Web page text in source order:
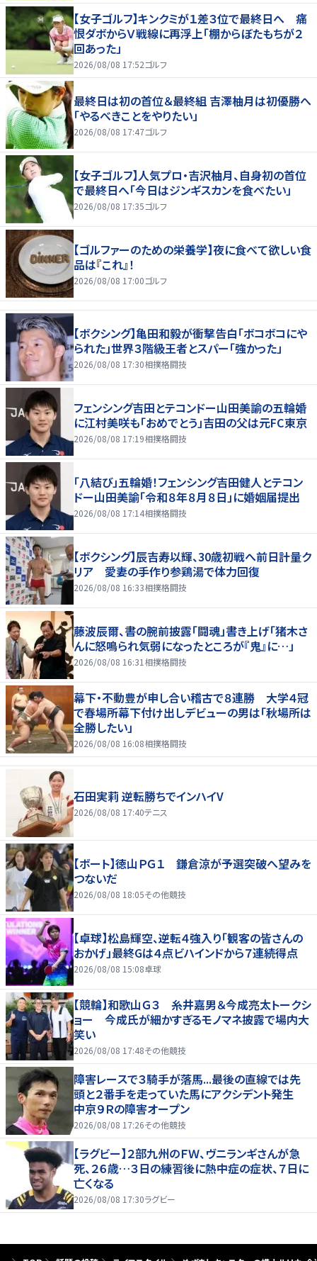
【女子ゴルフ】キンクミが１差３位で最終日へ 痛
恨ダボからＶ戦線に再浮上「棚からぼたもちが２
回あった」
2026/08/08 17:52ゴルフ
最終日は初の首位＆最終組 吉澤柚月は初優勝へ
「やるべきことをやりたい」
2026/08/08 17:47ゴルフ
【女子ゴルフ】人気プロ・吉沢柚月、自身初の首位
で最終日へ「今日はジンギスカンを食べたい」
2026/08/08 17:35ゴルフ
【ゴルファーのための栄養学】夜に食べて欲しい食
品は『これ』！
2026/08/08 17:00ゴルフ
【ボクシング】亀田和毅が衝撃告白「ボコボコにや
られた」世界３階級王者とスパー「強かった」
2026/08/08 17:30相撲格闘技
フェンシング吉田とテコンドー山田美諭の五輪婚
に江村美咲も「おめでとう」吉田の父は元FC東京
2026/08/08 17:19相撲格闘技
「八結び」五輪婚！フェンシング吉田健人とテコン
ドー山田美諭「令和８年８月８日」に婚姻届提出
2026/08/08 17:14相撲格闘技
【ボクシング】辰吉寿以輝、30歳初戦へ前日計量ク
リア 愛妻の手作り参鶏湯で体力回復
2026/08/08 16:33相撲格闘技
藤波辰爾、書の腕前披露「闘魂」書き上げ「猪木さ
んに怒鳴られ気弱になったところが『鬼』に…」
2026/08/08 16:31 相撲格闘技
幕下・不動豊が申し合い稽古で８連勝 大学４冠
で春場所幕下付け出しデビューの男は「秋場所は
全勝したい」
2026/08/08 16:08相撲格闘技
石田実莉 逆転勝ちでインハイV
2026/08/08 17:40テニス
【ボート】徳山ＰＧ１ 鎌倉涼が予選突破へ望みを
つないだ
2026/08/08 18:05その他競技
【卓球】松島輝空、逆転４強入り「観客の皆さんの
おかげ」最終Gは４点ビハインドから７連続得点
2026/08/08 15:08卓球
【競輪】和歌山Ｇ３ 糸井嘉男＆今成亮太トークシ
ョー 今成氏が細かすぎるモノマネ披露で場内大
笑い
2026/08/08 17:48その他競技
障害レースで３騎手が落馬...最後の直線では先
頭と２番手を走っていた馬にアクシデント発生
中京９Ｒの障害オープン
2026/08/08 17:26その他競技
【ラグビー】２部九州のＦＷ、ヴニランギさんが急
死、２６歳…３日の練習後に熱中症の症状、７日に
亡くなる
2026/08/08 17:30ラグビー